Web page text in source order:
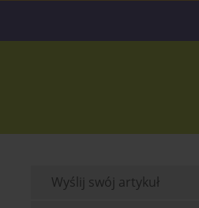
Wyślij swój artykuł